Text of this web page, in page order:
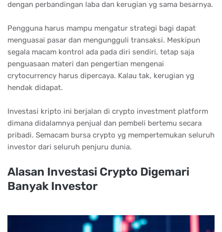
dengan perbandingan laba dan kerugian yg sama besarnya.
Pengguna harus mampu mengatur strategi bagi dapat
menguasai pasar dan mengungguli transaksi. Meskipun
segala macam kontrol ada pada diri sendiri, tetap saja
penguasaan materi dan pengertian mengenai
crytocurrency harus dipercaya. Kalau tak, kerugian yg
hendak didapat.
Investasi kripto ini berjalan di crypto investment platform
dimana didalamnya penjual dan pembeli bertemu secara
pribadi. Semacam bursa crypto yg mempertemukan seluruh
investor dari seluruh penjuru dunia.
Alаѕаn Invеѕtаѕі Crурtо Dіgеmаrі
Bаnуаk Invеѕtоr